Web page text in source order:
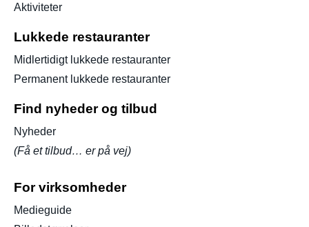
Aktiviteter
Lukkede restauranter
Midlertidigt lukkede restauranter
Permanent lukkede restauranter
Find nyheder og tilbud
Nyheder
(Få et tilbud… er på vej)
For virksomheder
Medieguide